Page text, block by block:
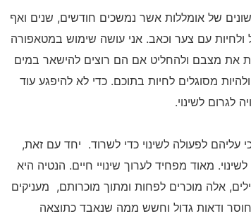
של אומללות אשר נמשכים חודשים, שנים ואף
עם צער וכאב. אני עושה שימוש במטאפורה
את מצבם ולהחליט אם הם רוצים להישאר במים
מסוגלים לחיות בתוכם. כדי לא להיפגע עוד
לגרום לשינוי.
לפעולה לשינוי כדי לשרוד. יחד עם זאת,
מאוד מפחיד לערוך שינויי חיים. הנטיה היא
אלה מוכרים לפחות ומתוך מוכרותם, מעניקים
ודאות גדול וחשש ממה שנאבד כתוצאה